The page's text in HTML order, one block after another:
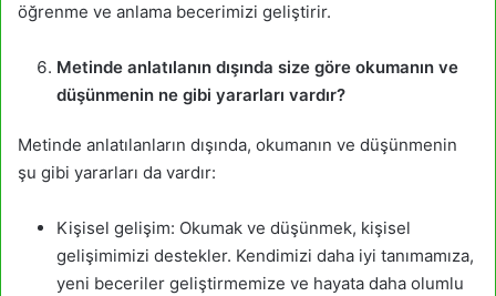
öğrenme ve anlama becerimizi geliştirir.
Metinde anlatılanın dışında size göre okumanın ve
düşünmenin ne gibi yararları vardır?
Metinde anlatılanların dışında, okumanın ve düşünmenin
şu gibi yararları da vardır:
Kişisel gelişim: Okumak ve düşünmek, kişisel
gelişimimizi destekler. Kendimizi daha iyi tanımamıza,
yeni beceriler geliştirmemize ve hayata daha olumlu